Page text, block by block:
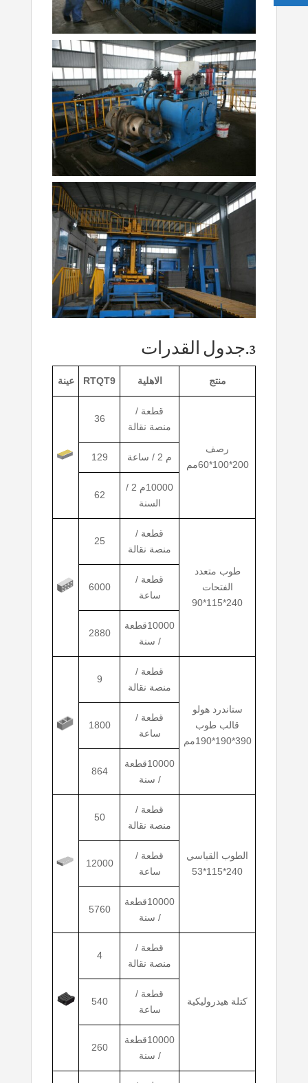
3.جدول القدرات
منتج الاهلية RTQT9 عينة
رصف
200*100*60مم
قطعة /
منصة نقالة
36
م 2 / ساعة 129
10000م 2 /
السنة
62
طوب متعدد
الفتحات
240*115*90
قطعة /
منصة نقالة
25
قطعة /
ساعة
6000
10000قطعة
/ سنة
2880
ستاندرد هولو
قالب طوب
390*190*190مم
قطعة /
منصة نقالة
9
قطعة /
ساعة
1800
10000قطعة
/ سنة
864
الطوب القياسي
240*115*53
قطعة /
منصة نقالة
50
قطعة /
ساعة
12000
10000قطعة
/ سنة
5760
كتلة هيدروليكية
قطعة /
منصة نقالة
4
قطعة /
ساعة
540
10000قطعة
/ سنة
260